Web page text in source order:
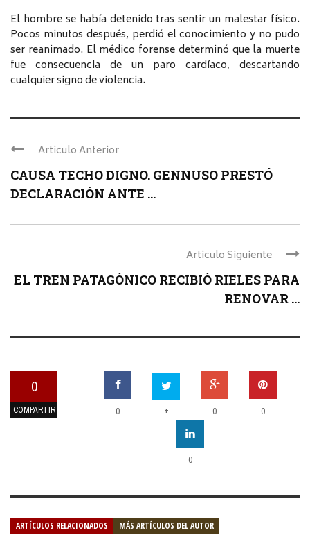
El hombre se había detenido tras sentir un malestar físico.
Pocos minutos después, perdió el conocimiento y no pudo
ser reanimado. El médico forense determinó que la muerte
fue consecuencia de un paro cardíaco, descartando
cualquier signo de violencia.
Articulo Anterior
CAUSA TECHO DIGNO. GENNUSO PRESTÓ
DECLARACIÓN ANTE ...
Articulo Siguiente
EL TREN PATAGÓNICO RECIBIÓ RIELES PARA
RENOVAR ...
0
COMPARTIR 0 + 0 0
0
ARTÍCULOS RELACIONADOS MÁS ARTÍCULOS DEL AUTOR